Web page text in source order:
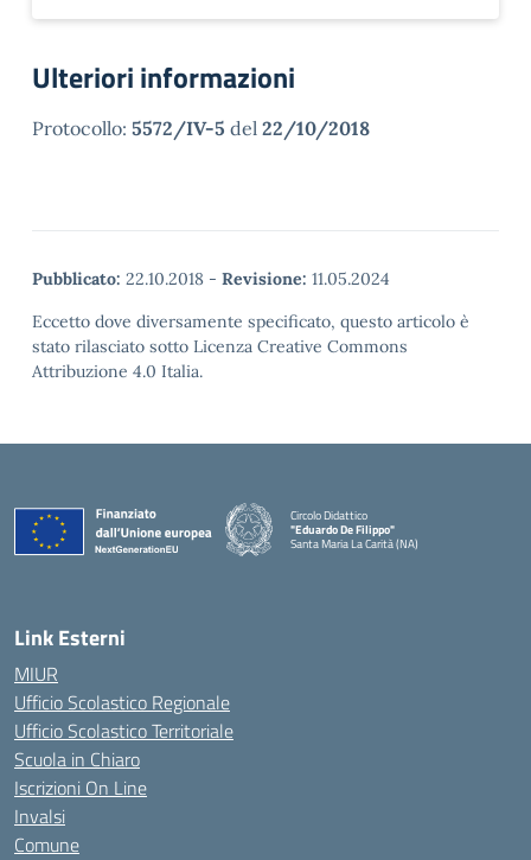
Ulteriori informazioni
Protocollo: 5572/IV-5 del 22/10/2018
Pubblicato: 22.10.2018 - Revisione: 11.05.2024
Eccetto dove diversamente specificato, questo articolo è
stato rilasciato sotto Licenza Creative Commons
Attribuzione 4.0 Italia.
Circolo Didattico
"Eduardo De Filippo"
Santa Maria La Carità (NA)
Link Esterni
MIUR
Ufficio Scolastico Regionale
Ufficio Scolastico Territoriale
Scuola in Chiaro
Iscrizioni On Line
Invalsi
Comune